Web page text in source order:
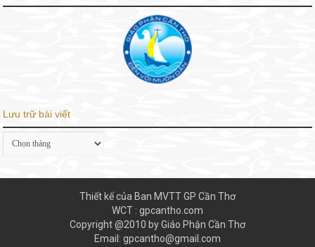
Lưu trữ bài viết
Lưu
trữ
Thiết kế của Ban MVTT GP Cần Thơ
WCT : gpcantho.com
Copyright @2010 by Giáo Phận Cần Thơ
Email: gpcantho@gmail.com